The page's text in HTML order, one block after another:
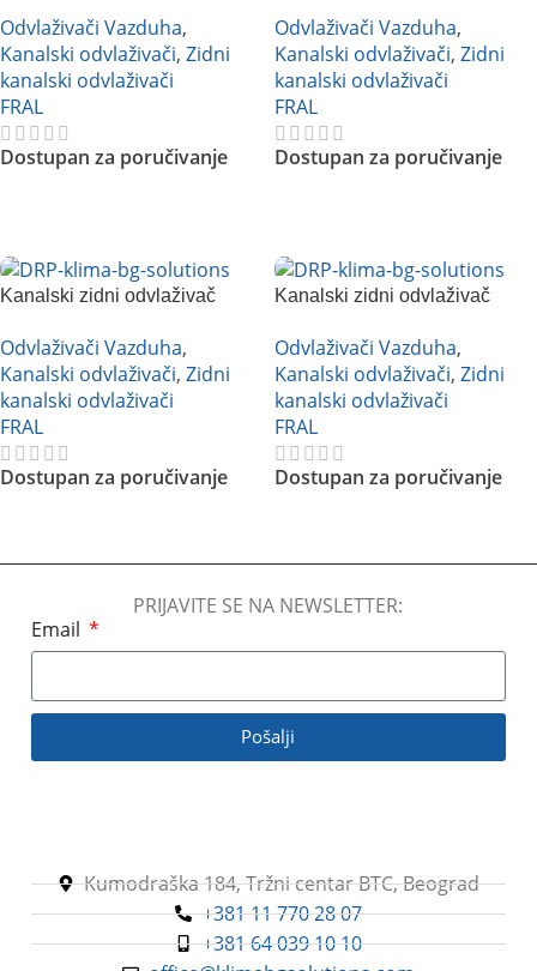
Odvlaživači Vazduha,
Kanalski odvlaživači, Zidni
kanalski odvlaživači
FRAL
Dostupan za poručivanje
Odvlaživači Vazduha,
Kanalski odvlaživači, Zidni
kanalski odvlaživači
FRAL
Dostupan za poručivanje
Kanalski zidni odvlaživač
Odvlaživači Vazduha,
Kanalski odvlaživači, Zidni
kanalski odvlaživači
FRAL
Dostupan za poručivanje
Kanalski zidni odvlaživač
Odvlaživači Vazduha,
Kanalski odvlaživači, Zidni
kanalski odvlaživači
FRAL
Dostupan za poručivanje
PRIJAVITE SE NA NEWSLETTER:
Email
Pošalji
Kumodraška 184, Tržni centar BTC, Beograd
+381 11 770 28 07
+381 64 039 10 10